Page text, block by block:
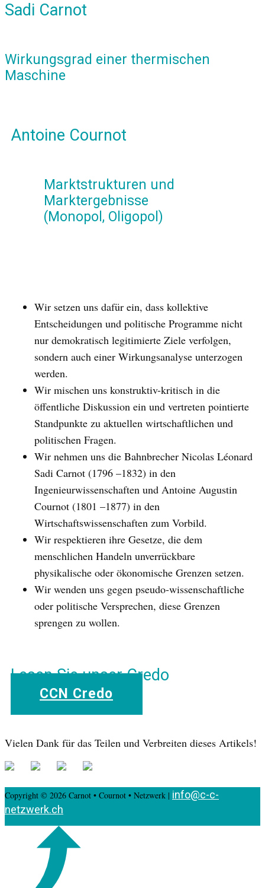
Sadi Carnot
Wirkungsgrad einer thermischen
Maschine
Antoine Cournot
Marktstrukturen und
Marktergebnisse
(Monopol, Oligopol)
Wir setzen uns dafür ein, dass kollektive
Entscheidungen und politische Programme nicht
nur demokratisch legitimierte Ziele verfolgen,
sondern auch einer Wirkungsanalyse unterzogen
werden.
Wir mischen uns konstruktiv-kritisch in die
öffentliche Diskussion ein und vertreten pointierte
Standpunkte zu aktuellen wirtschaftlichen und
politischen Fragen.
Wir nehmen uns die Bahnbrecher Nicolas Léonard
Sadi Carnot (1796 –1832) in den
Ingenieurwissenschaften und Antoine Augustin
Cournot (1801 –1877) in den
Wirtschaftswissenschaften zum Vorbild.
Wir respektieren ihre Gesetze, die dem
menschlichen Handeln unverrückbare
physikalische oder ökonomische Grenzen setzen.
Wir wenden uns gegen pseudo-wissenschaftliche
oder politische Versprechen, diese Grenzen
sprengen zu wollen.
Lesen Sie unser Credo
CCN Credo
Vielen Dank für das Teilen und Verbreiten dieses Artikels!
Copyright © 2026 Carnot • Cournot • Netzwerk | info@c-c-
netzwerk.ch